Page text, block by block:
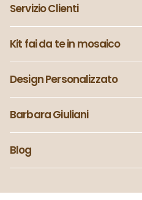
Servizio Clienti
Kit fai da te in mosaico
Design Personalizzato
Barbara Giuliani
Blog